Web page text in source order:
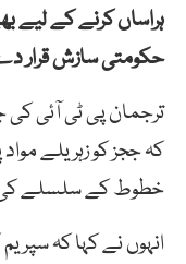
ہراساں کرنے کے
حکومتی سازش قرار
ترجمان پی ٹی آئی کی
کہ ججز کو زہریلے
خطوط کے سلسلے کی
انہوں نے کہا کہ